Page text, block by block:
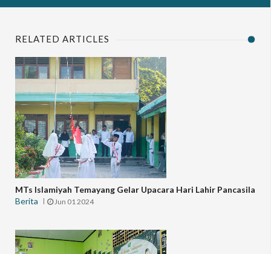
RELATED ARTICLES
MTs Islamiyah Temayang Gelar Upacara Hari Lahir Pancasila
Berita
Jun 01 2024